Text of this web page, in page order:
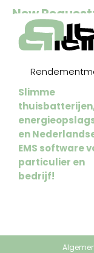
New
Slimme
en
EMS software
particulier en
bedrijf!